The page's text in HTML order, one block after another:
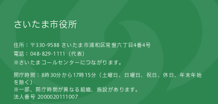
さいたま市役所
住所：〒330-9588 さいたま市浦和区常盤六丁目4番4号
電話：048-829-1111（代表）
※さいたまコールセンターにつながります。
開庁時間：8時30分から17時15分（土曜日、日曜日、祝日、休日、年末年始
を除く）
※一部、開庁時間が異なる組織、施設があります。
法人番号 2000020111007